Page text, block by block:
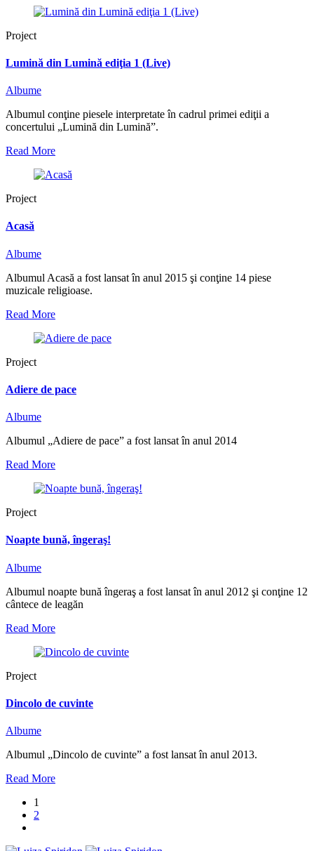
Project
Lumină din Lumină ediţia 1 (Live)
Albume
Albumul conţine piesele interpretate în cadrul primei ediţii a
concertului „Lumină din Lumină”.
Read More
Project
Acasă
Albume
Albumul Acasă a fost lansat în anul 2015 şi conţine 14 piese
muzicale religioase.
Read More
Project
Adiere de pace
Albume
Albumul „Adiere de pace” a fost lansat în anul 2014
Read More
Project
Noapte bună, îngeraş!
Albume
Albumul noapte bună îngeraş a fost lansat în anul 2012 şi conţine 12
cântece de leagăn
Read More
Project
Dincolo de cuvinte
Albume
Albumul „Dincolo de cuvinte” a fost lansat în anul 2013.
Read More
1
2